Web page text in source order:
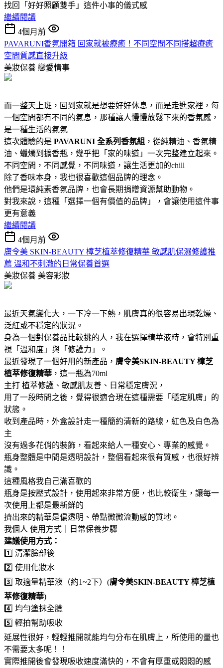
找回「好好照顧雙手」這件小事的儀式感
繼續閱讀
4個月前
PAVARUNI香氛開箱 回家就被療癒！不同空間不同搭超療癒
空間質感直接升級
美妝保養 戀愛情事
而一整天上班，回到家就是想要好好休息，而是走進家裡，每
一個空間都有不同的氣息，那種讓人慢慢放鬆下來的香氛感，
是一種生活的氣氛
這次體驗的是 PAVARUNI 全系列香氛組 ，從純精油、香氛精
油、蠟燭到擴香瓶，幾乎把「家的味道」一次完整建立起來。
不同空間，不同感覺，不同味道，讓生活更加的chill
除了香味本身，我也很喜歡這個品牌的理念。
他們是環純素香氛品牌，也會長期捐贈資源幫助動物。
對我來說，這種「選擇一個有價值的品牌」，會讓使用這件事
更有意義
繼續閱讀
4個月前
膚令美 SKIN-BEAUTY 樟芝植萃修復精華 敏感肌保濕修護推
薦 溫和不刺激的日常保養首選
美妝保養 美容彩妝
最近天氣變化大，一下冷一下熱，肌膚真的很容易出現乾燥、
泛紅或不穩定的狀況。
身為一個對保養品比較挑的人，我在選擇精華液時，會特別重
視「溫和度」與「修護力」。
最近發現了一個好用的新產品， 膚令美SKIN-BEAUTY 樟芝
植萃修復精華 ，這一瓶為70ml
主打 植萃修護、敏感肌友善、日常穩定膚況，
用了一段時間之後，覺得很適合現在這種需要「穩定肌膚」的
狀態。
收到產品時，外盒設計走一種簡約清新的路線，紅色及白色為
主
沒有過多花俏的裝飾，看起來給人一種安心、專業的感覺。
瓶身整體是中間是透明設計，整個看起來很有質感，也很好辨
識。
這種風格我自己滿喜歡的
瓶身是按壓式設計，使用起來非常方便，也比較衛生，讓每一
次使用上都是最新鮮的
擠出來的精華是偏透明、帶點微微流動感的質地。
我個人 使用方式｜日常保養步驟
建議使用方式：
1️⃣ 清潔臉部後
2️⃣ 使用化妝水
3️⃣ 取適量精華液（約1~2下）(膚令美SKIN-BEAUTY 樟芝植
萃修復精華)
4️⃣ 均勻塗抹全臉
5️⃣ 輕拍幫助吸收
延展性很好，輕輕推開就能均勻分布在肌膚上，所使用的量也
不需要太多呢！！
實際推開後會發現吸收速度滿快的，不會有厚重或悶悶的感